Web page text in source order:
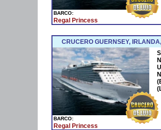
BARCO:
Regal Princess
CRUCERO GUERNSEY,
BARCO:
Regal Princess